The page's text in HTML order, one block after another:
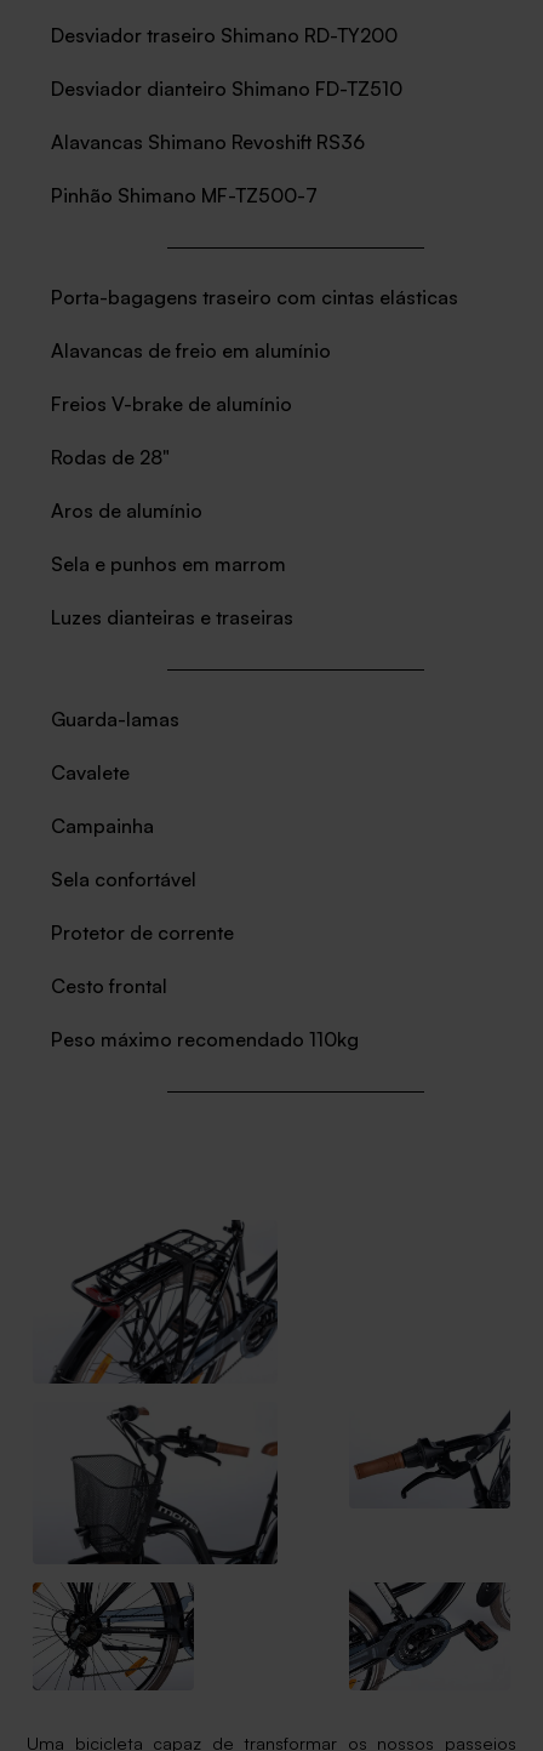
Desviador traseiro Shimano RD-TY200
Desviador dianteiro Shimano FD-TZ510
Alavancas Shimano Revoshift RS36
Pinhão Shimano MF-TZ500-7
Porta-bagagens traseiro com cintas elásticas
Alavancas de freio em alumínio
Freios V-brake de alumínio
Rodas de 28"
Aros de alumínio
Sela e punhos em marrom
Luzes dianteiras e traseiras
Guarda-lamas
Cavalete
Campainha
Sela confortável
Protetor de corrente
Cesto frontal
Peso máximo recomendado 110kg
Uma bicicleta capaz de transformar os nossos passeios